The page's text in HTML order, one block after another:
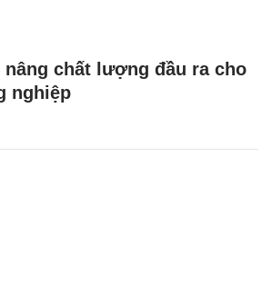
nâng chất lượng đầu ra cho
nghiệp